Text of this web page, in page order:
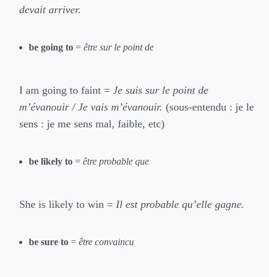
devait arriver.
be going to = être sur le point de
I am going to faint = Je suis sur le point de
m’évanouir / Je vais m’évanouir. (sous-entendu : je le
sens : je me sens mal, faible, etc)
be likely to = être probable que
She is likely to win = Il est probable qu’elle gagne.
be sure to = être convaincu